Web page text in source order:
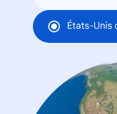
États-Unis